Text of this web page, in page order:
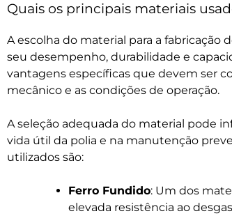
Quais os principais materiais
A escolha do material para a fabricação
seu desempenho, durabilidade e
vantagens específicas que devem ser
mecânico e as condições de operação.
A seleção adequada do material pode
vida útil da polia e na manutenção
utilizados são:
Ferro Fundido: Um dos
elevada resistência ao